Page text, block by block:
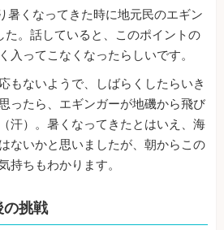
暑くなってきた時に地元民のエギン
た。話していると、このポイントの
入ってこなくなったらしいです。
もないようで、しばらくしたらいき
ったら、エギンガーが地磯から飛び
汗）。暑くなってきたとはいえ、海
ないかと思いましたが、朝からこの
持ちもわかります。
の挑戦